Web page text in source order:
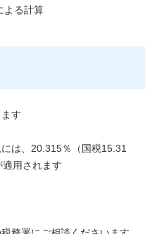
よる計算
す
は、20.315％（国税15.31
用されます